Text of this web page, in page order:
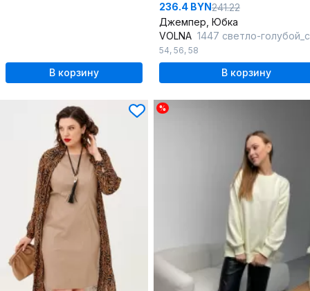
В корзину
236.4 BYN241.22
Джемпер, Юбка
VOLNA 1447 светло-
54, 56, 58
В корзину
%